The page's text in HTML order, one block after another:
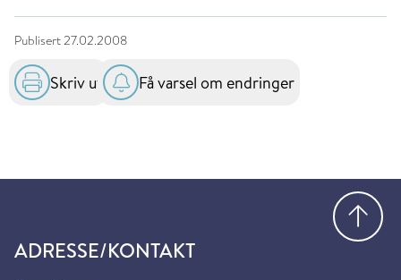
Publisert27.02.2008
Skriv ut Få varsel om endringer
ADRESSE/KONTAKT